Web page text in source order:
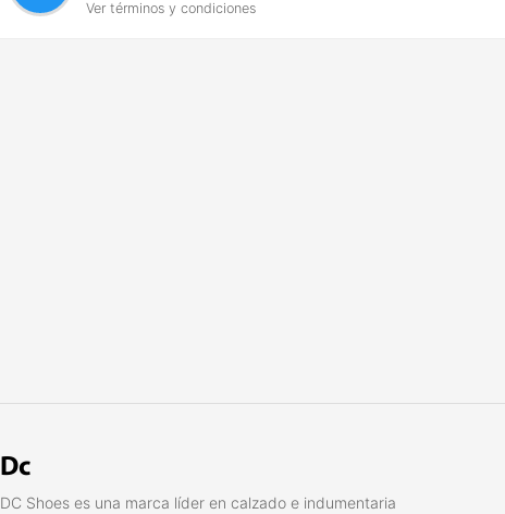
Ver términos y condiciones
Dc
DC Shoes es una marca líder en calzado e indumentaria